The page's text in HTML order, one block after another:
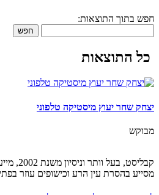
חפש בתוך התוצאות:
חפש
כל התוצאות
יצחק שחר יעוץ מיסטיקה טלפוני
מבוקש
קבליסט,
מסייע בהסרת עין הרע וכישופים עוזר